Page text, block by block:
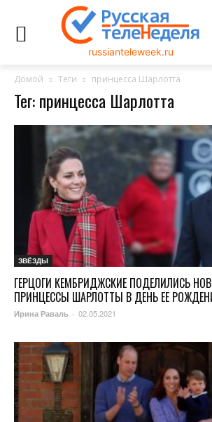
russianteleweek.ru
Домой Теги принцесса Шарлотта
Тег: принцесса Шарлотта
ЗВЁЗДЫ
ГЕРЦОГИ КЕМБРИДЖСКИЕ ПОДЕЛИЛИСЬ
ПРИНЦЕССЫ ШАРЛОТТЫ В ДЕНЬ ЕЕ
Ирина Раваль - 02.05.2021